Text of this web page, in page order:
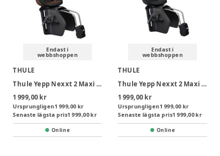
Endast i
webbshoppen
THULE
Thule Yepp Nexxt 2 Maxi Frame Mount Cykelsits - Brown
1 999,00 kr
Ursprungligen1 999,00 kr
Senaste lägsta pris1 999,00 kr
Online
Endast i
webbshoppen
THULE
Thule Yepp Nexxt 2 Maxi Frame Mount Cykelsits - Black
1 999,00 kr
Ursprungligen1 999,00 kr
Senaste lägsta pris1 999,00 kr
Online